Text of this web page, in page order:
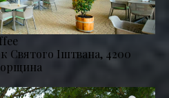
Святого Іштвана, 4200